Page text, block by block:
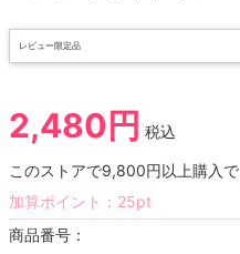
レビュー限定品
2,480円 税込
このストアで9,800円以上購入で
加算ポイント： 25pt
商品番号：